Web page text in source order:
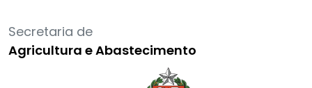
Secretaria de
Agricultura e Abastecimento